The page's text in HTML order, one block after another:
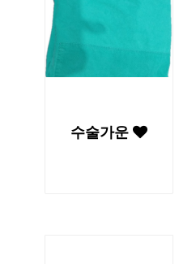
수술가운